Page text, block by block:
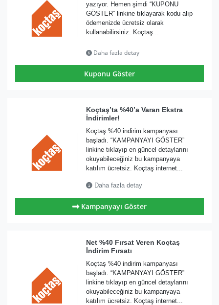
yazıyor. Hemen şimdi “KUPONU
GÖSTER” linkine tıklayarak kodu alıp
ödemenizde ücretsiz olarak
kullanabilirsiniz. Koçtaş...
Daha fazla detay
Kuponu Göster
Koçtaş’ta %40’a Varan Ekstra
İndirimler!
Koçtaş %40 indirim kampanyası
başladı. “KAMPANYAYI GÖSTER”
linkine tıklayıp en güncel detaylarını
okuyabileceğiniz bu kampanyaya
katılım ücretsiz. Koçtaş internet...
Daha fazla detay
Kampanyayı Göster
Net %40 Fırsat Veren Koçtaş
İndirim Fırsatı
Koçtaş %40 indirim kampanyası
başladı. “KAMPANYAYI GÖSTER”
linkine tıklayıp en güncel detaylarını
okuyabileceğiniz bu kampanyaya
katılım ücretsiz. Koçtaş internet...